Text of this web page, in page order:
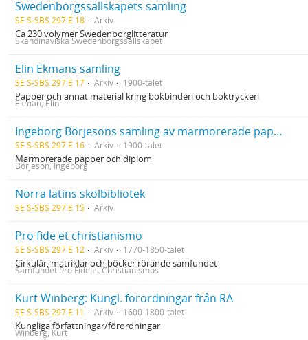
Swedenborgssällskapets samling
SE S-SBS 297 E 18 Arkiv
Ca 230 volymer Swedenborglitteratur
Skandinaviska Swedenborgssällskapet
Elin Ekmans samling
SE S-SBS 297 E 17 Arkiv 1900-talet
Papper och annat material kring bokbinderi och boktryckeri
Ekman, Elin
Ingeborg Börjesons samling av marmorerade papper och diplom
SE S-SBS 297 E 16 Arkiv 1900-talet
Marmorerade papper och diplom
Börjeson, Ingeborg
Norra latins skolbibliotek
SE S-SBS 297 E 15 Arkiv
Pro fide et christianismo
SE S-SBS 297 E 12 Arkiv 1770-1850-talet
Cirkulär, matriklar och böcker rörande samfundet
Samfundet Pro Fide et Christianismos
Kurt Winberg: Kungl. förordningar från RA
SE S-SBS 297 E 11 Arkiv 1600-1800-talet
Kungliga författningar/förordningar
Winberg, Kurt